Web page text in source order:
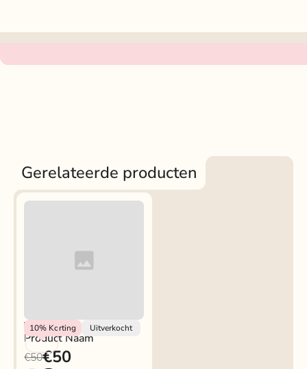
Gerelateerde producten
10% Korting Uitverkocht
Vendor
Product Naam
€50€50